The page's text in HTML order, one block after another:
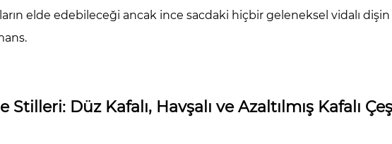
elde edebileceği ancak ince sacdaki hiçbir geleneksel vidalı dişin
Stilleri: Düz Kafalı, Havşalı ve Azaltılmış Kafalı